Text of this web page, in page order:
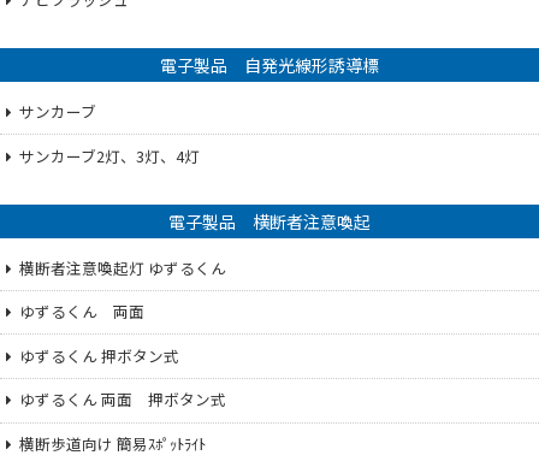
電子製品 自発光線形誘導標
サンカーブ
サンカーブ2灯、3灯、4灯
電子製品 横断者注意喚起
横断者注意喚起灯 ゆずるくん
ゆずるくん 両面
ゆずるくん 押ボタン式
ゆずるくん 両面 押ボタン式
横断歩道向け 簡易ｽﾎﾟｯﾄﾗｲﾄ